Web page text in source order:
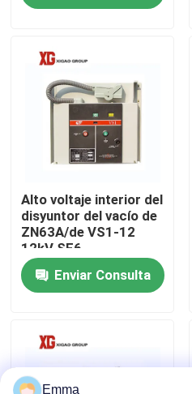
Viaje de la fábrica
Control de calidad
Pida una cita
Interruptor de rotura de
Interruptor de rotura de
Dispositivo de
Alto voltaje interior del
disyuntor del vacío de
ZN63A/de VS1-12
12kV SF6
Enviar Consulta
Emma